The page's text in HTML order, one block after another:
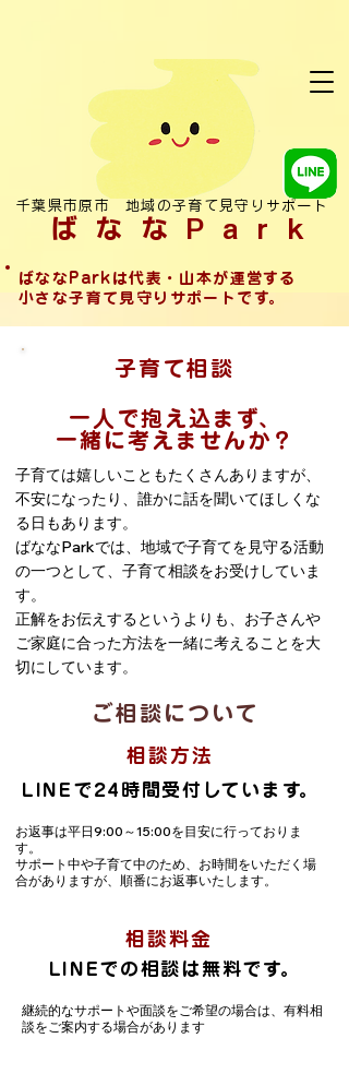
ばななPark
千葉県市原市 地域の子育て見守りサポート
ばななParkは代表・山本が運営する
小さな子育て見守りサポートです。
子育て相談
一人で抱え込まず、
一緒に考えませんか？
子育ては嬉しいこともたくさんありますが、
不安になったり、誰かに話を聞いてほしくな
る日もあります。
ばななParkでは、地域で子育てを見守る活動
の一つとして、子育て相談をお受けしていま
す。
正解をお伝えするというよりも、お子さんや
ご家庭に合った方法を一緒に考えることを大
切にしています。
ご相談について
相談方法
LINEで24時間受付しています。
お返事は平日9:00～15:00を目安に行っておりま
す。
サポート中や子育て中のため、お時間をいただく場
合がありますが、順番にお返事いたします。
相談料金
LINEでの相談は無料です。
継続的なサポートや面談をご希望の場合は、有料相
談をご案内する場合があります